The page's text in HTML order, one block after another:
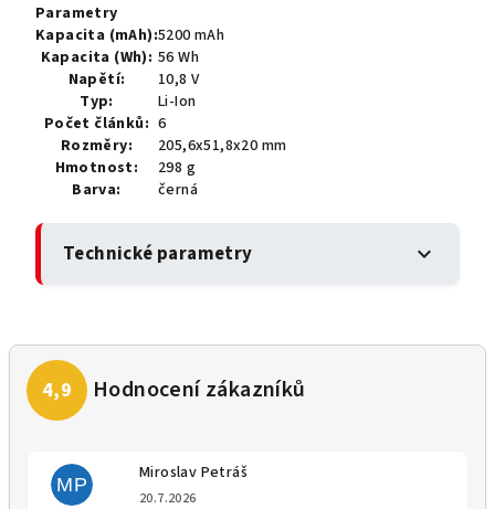
Parametry
Kapacita (mAh):5200 mAh
Kapacita (Wh): 56 Wh
Napětí:
10,8 V
Typ:
Li-Ion
Počet článků: 6
Rozměry:
205,6x51,8x20 mm
Hmotnost:
298 g
Barva:
černá
Technické parametry expand_more
MP
Miroslav Petráš
20.7.2026